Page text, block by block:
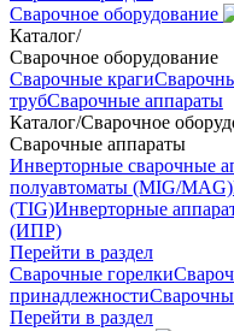
Сварочное оборудование
Каталог/
Сварочное оборудование
Сварочные краги
трубСварочные аппараты
Каталог/Сварочное
Сварочные аппараты
Инверторные сварочные
полуавтоматы (MIG/MAG)
(TIG)Инверторные
(ИПР)
Перейти в раздел
Сварочные горелки
принадлежности
Перейти в раздел